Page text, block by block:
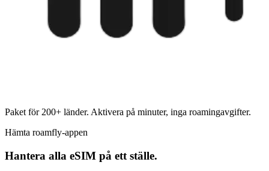
Paket för 200+ länder. Aktivera på minuter, inga roamingavgifter.
Hämta roamfly-appen
Hantera alla eSIM på ett ställe.